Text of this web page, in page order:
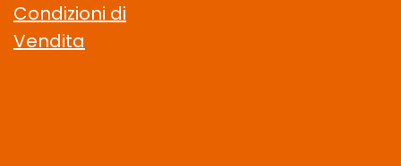
Condizioni di
Vendita